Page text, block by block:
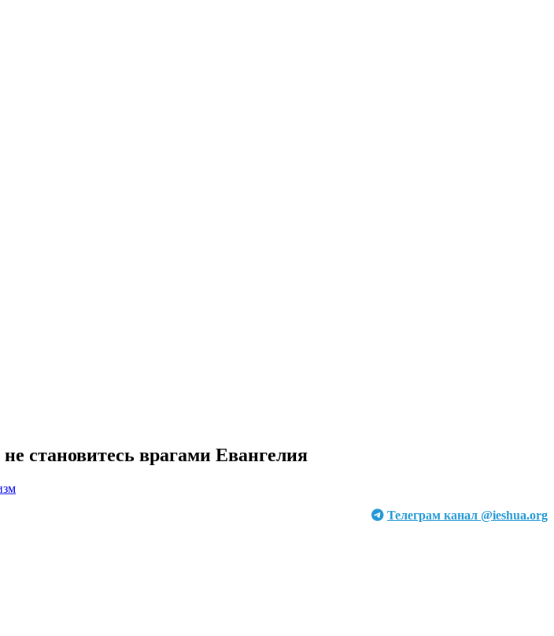
становитесь врагами Евангелия
Телеграм канал @ieshua.org